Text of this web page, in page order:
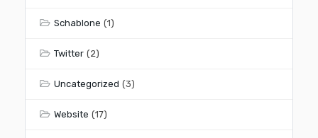
Schablone (1)
Twitter (2)
Uncategorized (3)
Website (17)